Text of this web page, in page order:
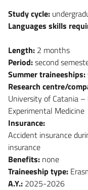
Study cycle:
Languages skills
Length: 2 months
Period:second
Summer traineeships:
Research centre/
University of Catania
Experimental Medicine
Insurance:
Accident insurance
insurance
Benefits: none
Traineeship type:
A.Y.: 2025-2026